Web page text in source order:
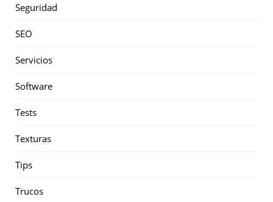
Seguridad
SEO
Servicios
Software
Tests
Texturas
Tips
Trucos